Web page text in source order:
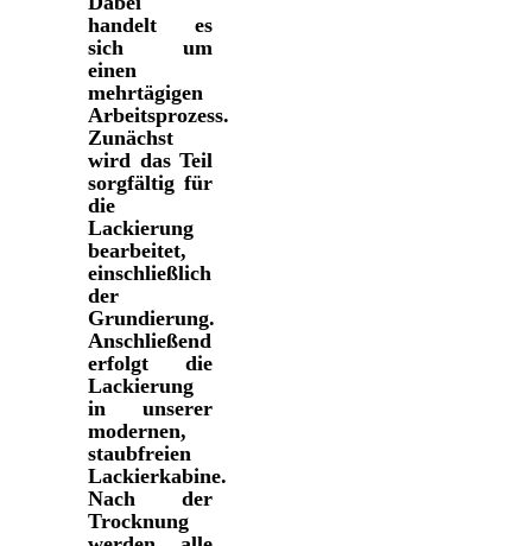
handelt es
sich um
einen
mehrtägigen
Arbeitsprozess.
Zunächst
wird das Teil
sorgfältig für
die
Lackierung
bearbeitet,
einschließlich
der
Grundierung.
Anschließend
erfolgt die
Lackierung
in unserer
modernen,
staubfreien
Lackierkabine.
Nach der
Trocknung